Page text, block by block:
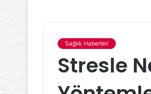
Sağlık Haberleri
Stresle